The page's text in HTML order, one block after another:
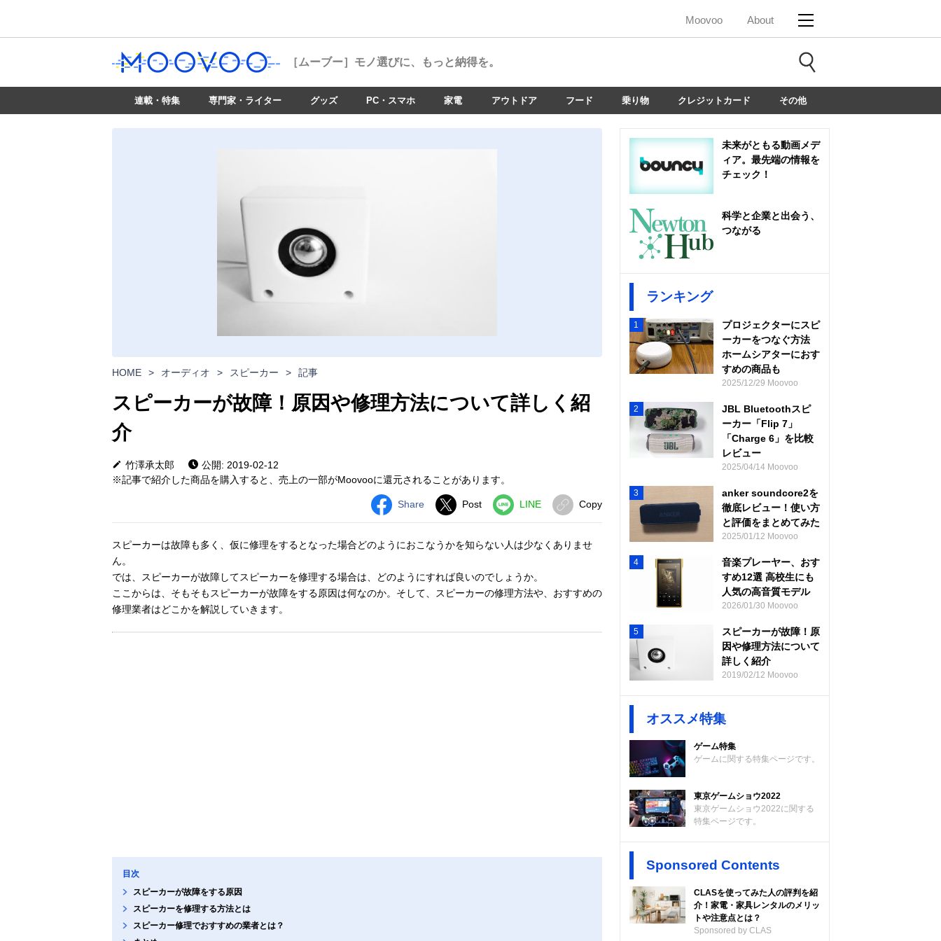
Moovoo About
［ムーブー］ モノ選びに、もっと納得を。
連載・特集 専門家・ライター グッズ PC・スマホ 家電 アウトドア フード 乗り物 クレジットカード その他
HOME > オーディオ > スピーカー > 記事
スピーカーが故障！原因や修理方法について詳しく紹
介
竹澤承太郎
公開: 2019-02-12
※記事で紹介した商品を購入すると、売上の一部がMoovooに還元されることがあります。
Share Post LINE Copy
スピーカーは故障も多く、仮に修理をするとなった場合どのようにおこなうかを知らない人は少なくありませ
ん。
では、スピーカーが故障してスピーカーを修理する場合は、どのようにすれば良いのでしょうか。
ここからは、そもそもスピーカーが故障をする原因は何なのか。そして、スピーカーの修理方法や、おすすめの
修理業者はどこかを解説していきます。
目次
スピーカーが故障をする原因
スピーカーを修理する方法とは
スピーカー修理でおすすめの業者とは？
未来がともる動画メデ
ィア。最先端の情報を
チェック！
科学と企業と出会う、
つながる
ランキング
1
プロジェクターにスピ
ーカーをつなぐ方法
ホームシアターにおす
すめの商品も
2025/12/29 Moovoo
2
JBL Bluetoothスピ
ーカー「Flip 7」
「Charge 6」を比較
レビュー
2025/04/14 Moovoo
3
anker soundcore2を
徹底レビュー！使い方
と評価をまとめてみた
2025/01/12 Moovoo
4
音楽プレーヤー、おす
すめ12選 高校生にも
人気の高音質モデル
2026/01/30 Moovoo
5
スピーカーが故障！原
因や修理方法について
詳しく紹介
2019/02/12 Moovoo
オススメ特集
ゲーム特集
ゲームに関する特集ページです。
東京ゲームショウ2022
東京ゲームショウ2022に関する
特集ページです。
Sponsored Contents
CLASを使ってみた人の評判を紹
介！家電・家具レンタルのメリッ
トや注意点とは？
Sponsored by CLAS